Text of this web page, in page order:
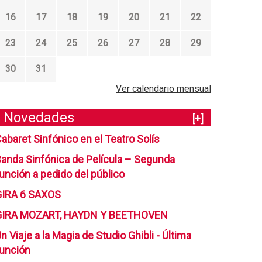
16 17 18 19 20 21 22
23 24 25 26 27 28 29
30
31
Ver calendario mensual
Novedades
[+]
Sinfónico en el Teatro Solís
Sinfónica de Película – Segunda
a pedido del público
6 SAXOS
MOZART, HAYDN Y BEETHOVEN
Viaje a la Magia de Studio Ghibli - Última